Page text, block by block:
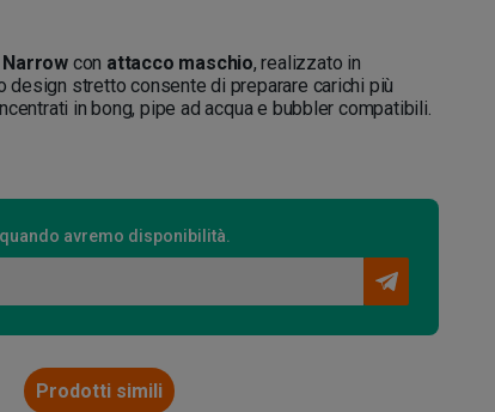
con attacco maschio, realizzato in
design stretto consente di preparare carichi più
in bong, pipe ad acqua e bubbler compatibili.
avremo disponibilità.
Prodotti simili